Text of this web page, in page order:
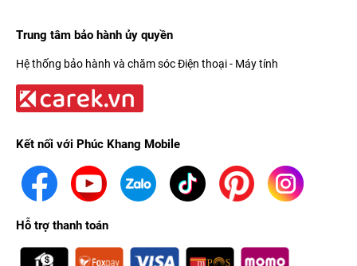
Trung tâm bảo hành ủy quyền
Hệ thống bảo hành và chăm sóc Điện thoại - Máy tính
Kết nối với Phúc Khang Mobile
Hỗ trợ thanh toán